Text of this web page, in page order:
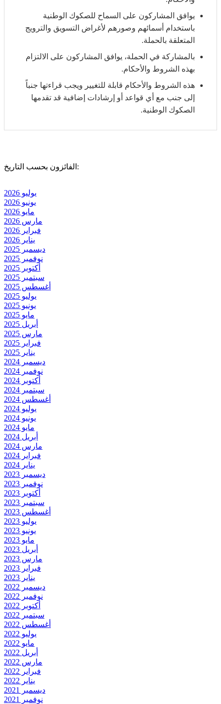
يوافق المشاركون على السماح للصكوك الوطنية
باستخدام أسمائهم وصورهم لأغراض التسويق والترويج
المتعلقة بالحملة.
بالمشاركة في الحملة، يوافق المشاركون على الالتزام
بهذه الشروط والأحكام.
هذه الشروط والأحكام قابلة للتغيير ويجب قراءتها جنباً
إلى جنب مع أي قواعد أو إرشادات إضافية قد تقدمها
الصكوك الوطنية.
الفائزون بحسب التاريخ:
يوليو 2026
يونيو 2026
مايو 2026
مارس 2026
فبراير 2026
يناير 2026
ديسمبر 2025
نوفمبر 2025
أكتوبر 2025
سبتمبر 2025
أغسطس 2025
يوليو 2025
يونيو 2025
مايو 2025
أبريل 2025
مارس 2025
فبراير 2025
يناير 2025
ديسمبر 2024
نوفمبر 2024
أكتوبر 2024
سبتمبر 2024
أغسطس 2024
يوليو 2024
يونيو 2024
مايو 2024
أبريل 2024
مارس 2024
فبراير 2024
يناير 2024
ديسمبر 2023
نوفمبر 2023
أكتوبر 2023
سبتمبر 2023
أغسطس 2023
يوليو 2023
يونيو 2023
مايو 2023
أبريل 2023
مارس 2023
فبراير 2023
يناير 2023
ديسمبر 2022
نوفمبر 2022
أكتوبر 2022
سبتمبر 2022
أغسطس 2022
يوليو 2022
مايو 2022
أبريل 2022
مارس 2022
فبراير 2022
يناير 2022
ديسمبر 2021
نوفمبر 2021